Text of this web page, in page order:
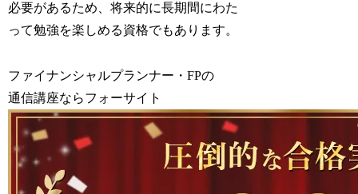
必要があるため、将来的に長期間にわた
って勉強を楽しめる資格でもあります。
ファイナンシャルプランナー・FPの
通信講座ならフォーサイト